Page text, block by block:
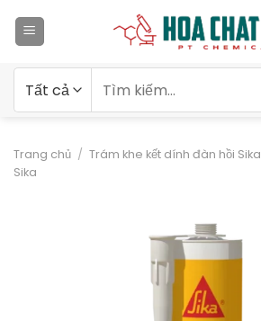
qua
kiếm:
Trang chủ / Trám khe kết dính đàn hồi Sika
Sika